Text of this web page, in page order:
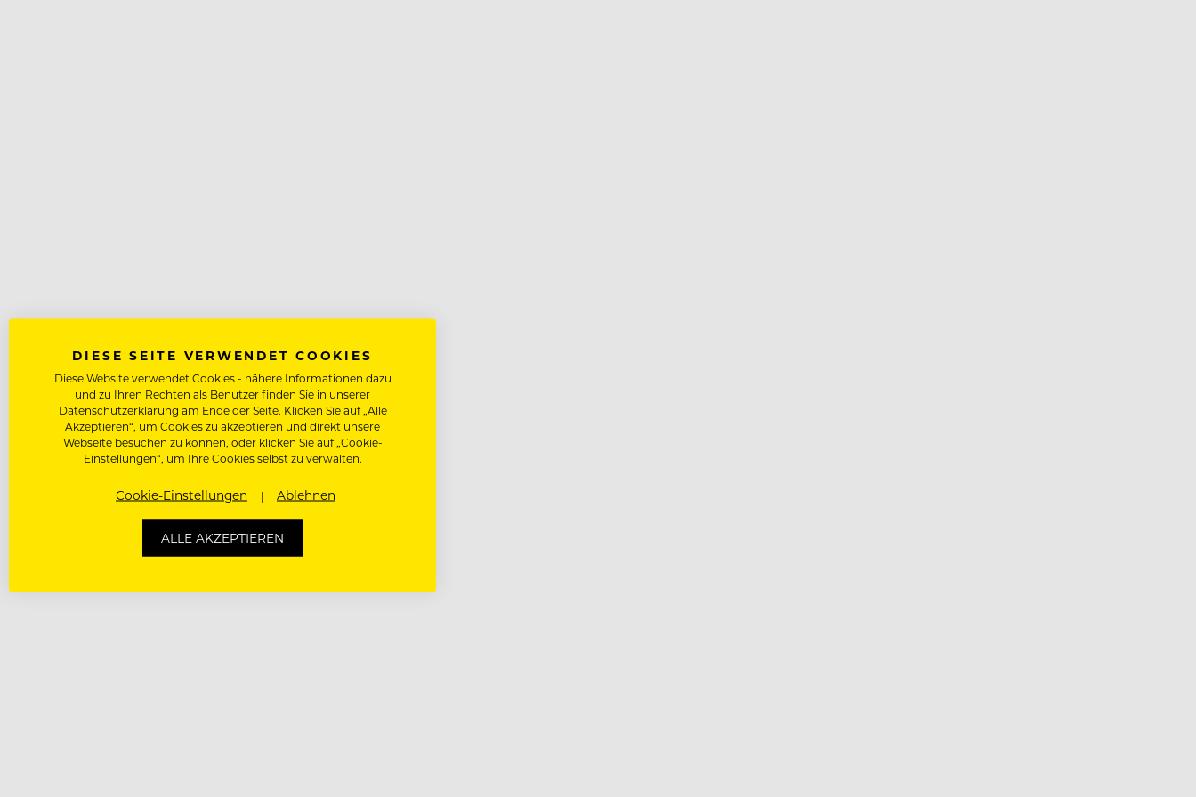
DIESE SEITE VERWENDET COOKIES
Diese Website verwendet Cookies - nähere Informationen dazu
und zu Ihren Rechten als Benutzer finden Sie in unserer
Datenschutzerklärung am Ende der Seite. Klicken Sie auf „Alle
Akzeptieren“, um Cookies zu akzeptieren und direkt unsere
Webseite besuchen zu können, oder klicken Sie auf „Cookie-
Einstellungen“, um Ihre Cookies selbst zu verwalten.
Cookie-Einstellungen Ablehnen
ALLE AKZEPTIEREN